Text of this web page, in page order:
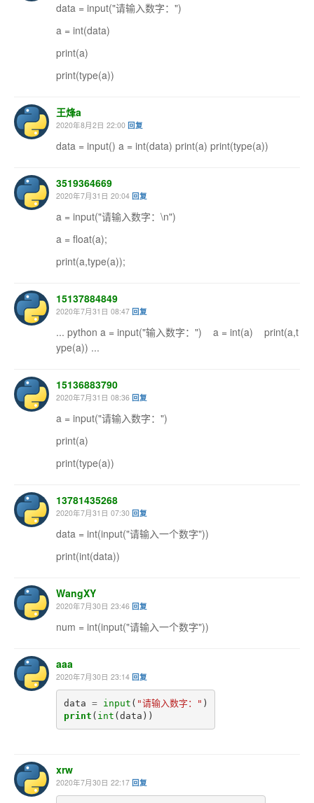
data = input("请输入数字：")
a = int(data)
print(a)
print(type(a))
王烽a
2020年8月2日 22:00 回复
data = input() a = int(data) print(a) print(type(a))
3519364669
2020年7月31日 20:04 回复
a = input("请输入数字：\n")
a = float(a);
print(a,type(a));
15137884849
2020年7月31日 08:47 回复
... python a = input("输入数字：") a = int(a) print(a,t
ype(a)) ...
15136883790
2020年7月31日 08:36 回复
a = input("请输入数字：")
print(a)
print(type(a))
13781435268
2020年7月31日 07:30 回复
data = int(input("请输入一个数字"))
print(int(data))
WangXY
2020年7月30日 23:46 回复
num = int(input("请输入一个数字"))
aaa
2020年7月30日 23:14 回复
data = input ( "请输入数字：" )
print ( int (data ))
xrw
2020年7月30日 22:17 回复